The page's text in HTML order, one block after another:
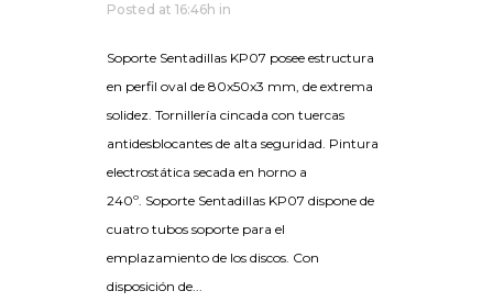
Posted at 16:46h in
Soporte Sentadillas KP07 posee estructura
en perfil oval de 80x50x3 mm, de extrema
solidez. Tornillería cincada con tuercas
antidesblocantes de alta seguridad. Pintura
electrostática secada en horno a
240º. Soporte Sentadillas KP07 dispone de
cuatro tubos soporte para el
emplazamiento de los discos. Con
disposición de...